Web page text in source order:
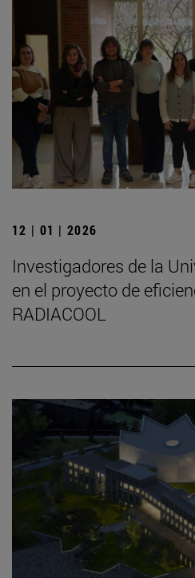
12 | 01 | 2026
Investigadores de la
en el proyecto de
RADIACOOL